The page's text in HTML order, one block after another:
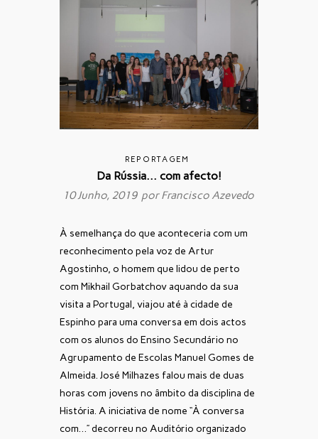
REPORTAGEM
Da Rússia… com afecto!
10 Junho, 2019 porFrancisco Azevedo
À semelhança do que aconteceria com um
reconhecimento pela voz de Artur
Agostinho, o homem que lidou de perto
com Mikhail Gorbatchov aquando da sua
visita a Portugal, viajou até à cidade de
Espinho para uma conversa em dois actos
com os alunos do Ensino Secundário no
Agrupamento de Escolas Manuel Gomes de
Almeida. José Milhazes falou mais de duas
horas com jovens no âmbito da disciplina de
História. A iniciativa de nome “À conversa
com…” decorreu no Auditório organizado